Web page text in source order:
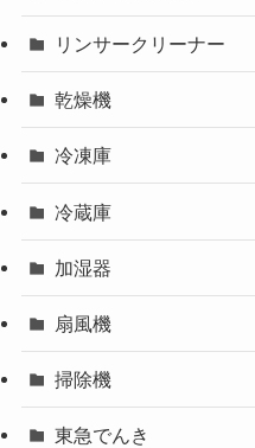
リンサークリーナー
乾燥機
冷凍庫
冷蔵庫
加湿器
扇風機
掃除機
東急でんき